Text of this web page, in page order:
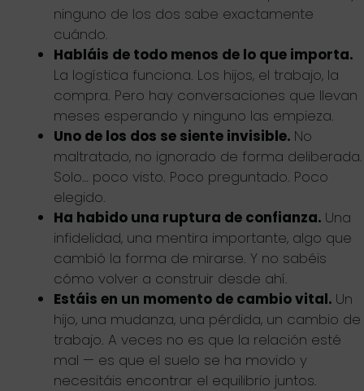
ninguno de los dos sabe exactamente
cuándo.
Habláis de todo menos de lo que importa.
La logística funciona. Los hijos, el trabajo, la
compra. Pero hay conversaciones que llevan
meses esperando y ninguno las empieza.
Uno de los dos se siente invisible. No
maltratado, no ignorado de forma deliberada.
Solo… poco visto. Poco preguntado. Poco
elegido.
Ha habido una ruptura de confianza. Una
infidelidad, una mentira importante, algo que
cambió la forma de mirarse. Y no sabéis
cómo volver a construir desde ahí.
Estáis en un momento de cambio vital. Un
hijo, una mudanza, una pérdida, un cambio de
trabajo. A veces no es que la relación esté
mal — es que el suelo se ha movido y
necesitáis encontrar el equilibrio juntos.